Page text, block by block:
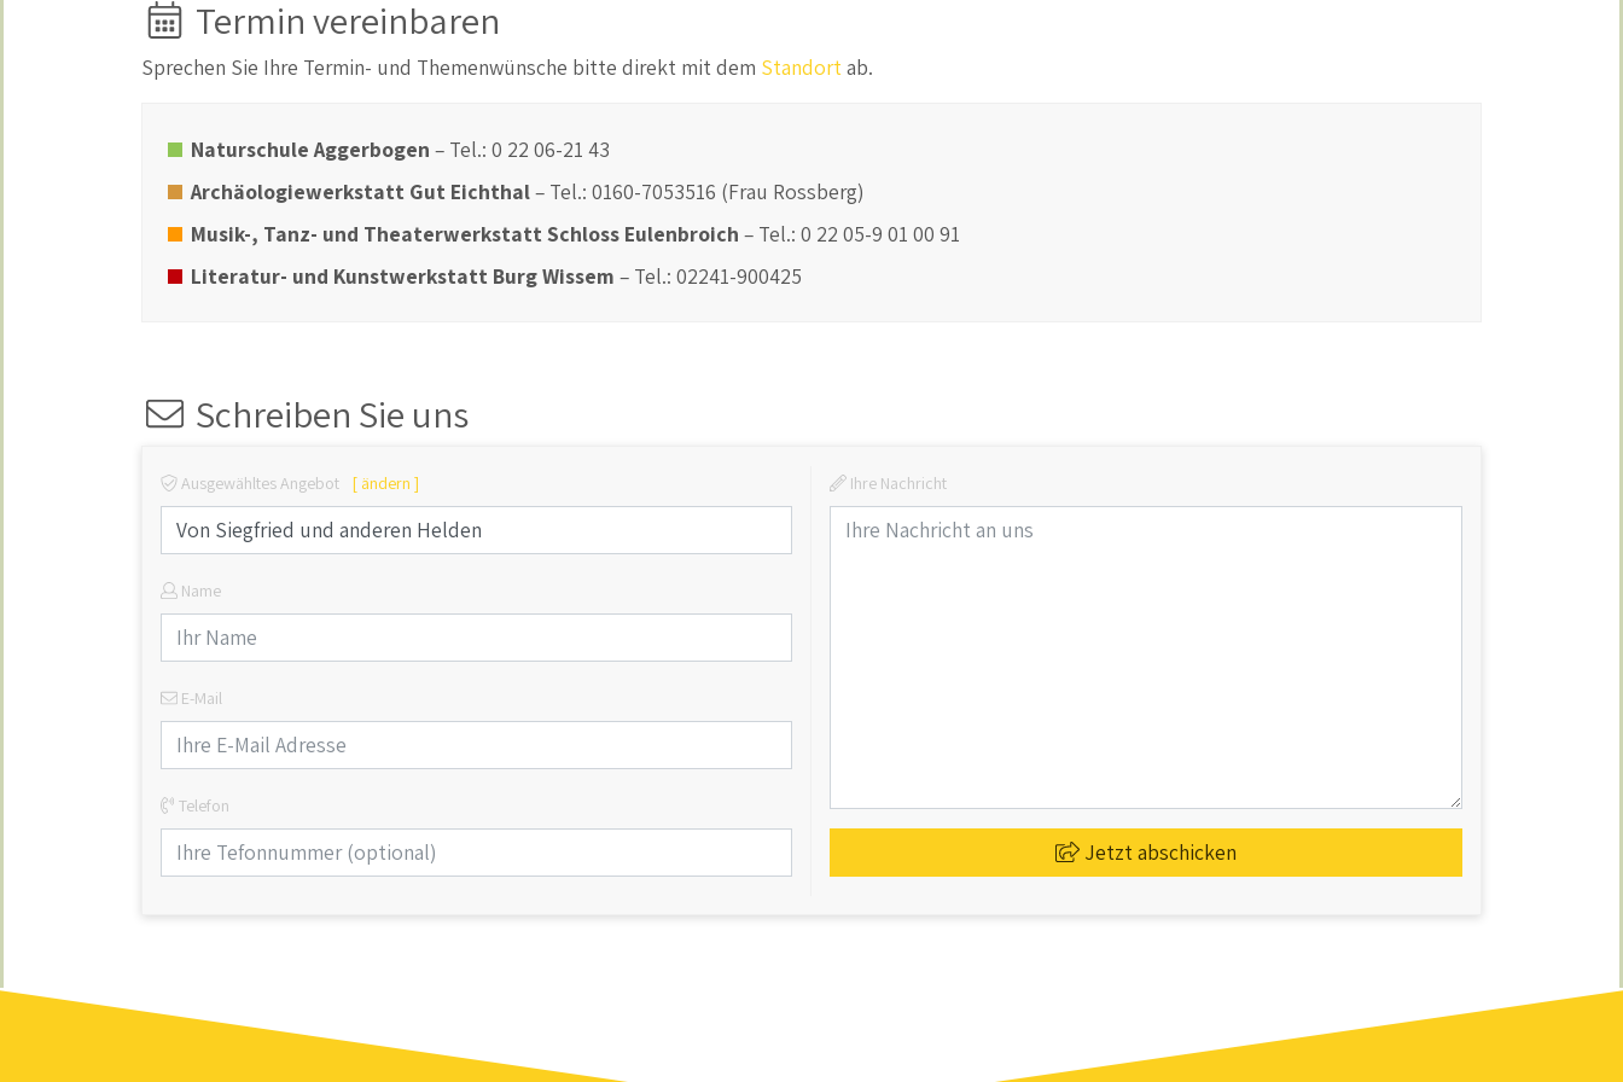
Termin vereinbaren
Sprechen Sie Ihre Termin- und Themenwünsche bitte direkt mit dem Standortab.
Naturschule Aggerbogen – Tel.: 0 22 06-21 43
Archäologiewerkstatt Gut Eichthal– Tel.: 0160-7053516 (Frau Rossberg)
Musik-, Tanz- und Theaterwerkstatt Schloss Eulenbroich – Tel.: 0 22 05-9 01 00 91
Literatur- und Kunstwerkstatt Burg Wissem – Tel.: 02241-900425
Schreiben Sie uns
Ausgewähltes Angebot [ ändern ]
Name
E-Mail
Telefon
Ihre Nachricht
Jetzt abschicken